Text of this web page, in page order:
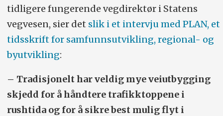
tidligere fungerende vegdirektør i Statens
vegvesen, sier det slik i et intervju med PLAN, et
tidsskrift for samfunnsutvikling, regional- og
byutvikling:
– Tradisjonelt har veldig mye veiutbygging
skjedd for å håndtere trafikktoppene i
rushtida og for å sikre best mulig flyt i